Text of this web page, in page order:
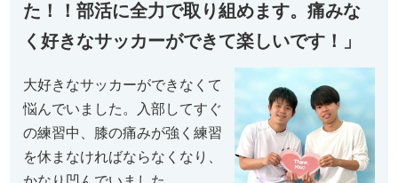
た！！部活に全力で取り組めます。痛みな
く好きなサッカーができて楽しいです！」
大好きなサッカーができなくて
悩んでいました。入部してすぐ
の練習中、膝の痛みが強く練習
を休まなければならなくなり、